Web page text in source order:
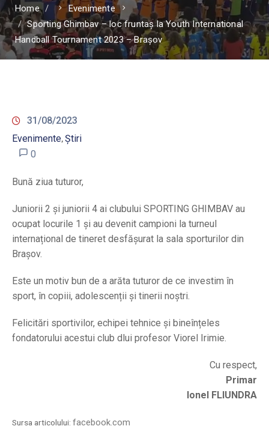
Home
Evenimente
Sporting Ghimbav – loc fruntaș la Youth International
Handball Tournament 2023 – Brașov
31/08/2023
Evenimente‚Știri
0
Bună ziua tuturor,
Juniorii 2 și juniorii 4 ai clubului SPORTING GHIMBAV au
ocupat locurile 1 și au devenit campioni la turneul
internațional de tineret desfășurat la sala sporturilor din
Brașov.
Este un motiv bun de a arăta tuturor de ce investim în
sport, în copiii, adolescenții și tinerii noștri.
Felicitări sportivilor, echipei tehnice și bineînțeles
fondatorului acestui club dlui profesor Viorel Irimie.
Cu respect,
Primar
Ionel FLIUNDRA
Sursa articolului: facebook.com